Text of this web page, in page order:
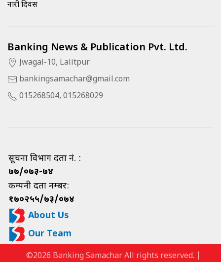
नारी दिवस
Banking News & Publication Pvt. Ltd.
Jwagal-10, Lalitpur
bankingsamachar@gmail.com
015268504, 015268029
सूचना विभाग दर्ता नं. :
७७/०७३-७४
कम्पनी दर्ता नम्बर:
१७०२५५/७३/०७४
About Us
Our Team
©2026 Banking Samachar All rights reserved. |